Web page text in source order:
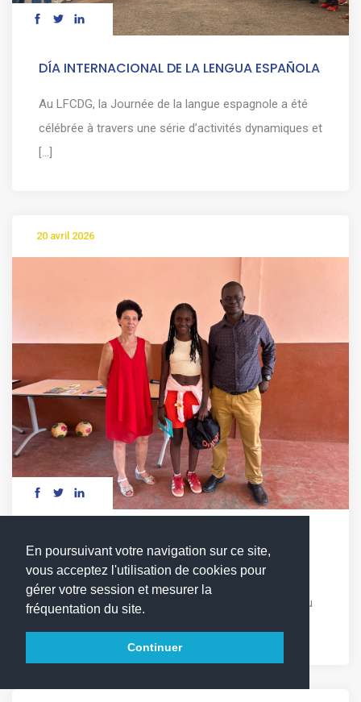
En poursuivant votre navigation sur ce site,
vous acceptez l'utilisation de cookies pour
gérer votre session et mesurer la
fréquentation du site.
Continuer
DÍA INTERNACIONAL DE LA LENGUA ESPAÑOLA
Au LFCDG, la Journée de la langue espagnole a été
célébrée à travers une série d’activités dynamiques et
[...]
20 avril 2026
DÉFI LECTURE : LES MOTS EN COMPÉTITION
Vendredi 17 avril, les élèves du cycle 3 ont relevé
avec enthousiasme le 1er défi lecture du LFCDG. Au